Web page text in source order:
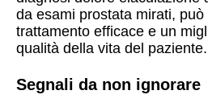
da esami prostata mirati, può
trattamento efficace e un
qualità della vita del paziente.
Segnali da non ignorare